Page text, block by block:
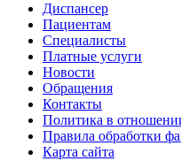
Диспансер
Пациентам
Специалисты
Платные услуги
Новости
Обращения
Контакты
Политика в
Правила обработки
Карта сайта